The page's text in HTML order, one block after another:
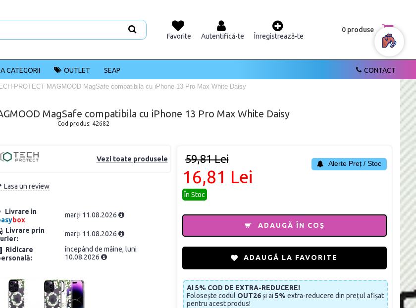
Favorite Autentifică-te Înregistrează-te
0 produse
CONTACT
CATEGORII OUTLET SEAP
PROTECT MAGMOOD MagSafe compatibila cu iPhone 13 Pro Max White Daisy
MagSafe compatibila cu iPhone 13 Pro Max White Daisy
Cod produs: 42682
Vezi toate produsele
Lasa un review
Livrare in
box
marți 11.08.2026
Livrare prin
marți 11.08.2026
Ridicare
începând de mâine, luni
10.08.2026
59,81 Lei
16,81 Lei
În Stoc
Alerte Preț / Stoc
ADAUGĂ ÎN COŞ
ADAUGĂ LA FAVORITE
AI 5% COD DE EXTRA-REDUCERE!
Folosește codul OUT26și ai 5% extra-reducere din prețul afișat
pentru acest produs!